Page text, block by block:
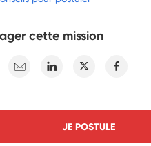
cette mission
E-mail Linkedin Twitter
JE POSTULE